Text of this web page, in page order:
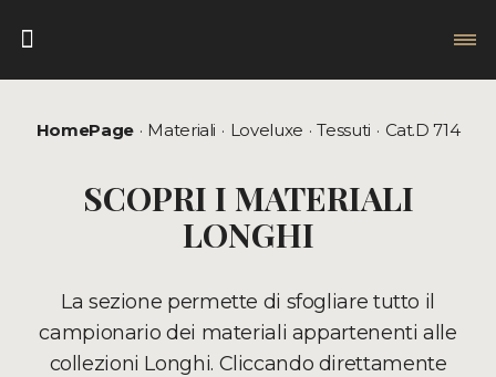
HomePage Materiali Loveluxe Tessuti Cat.D 714
SCOPRI I MATERIALI
LONGHI
La sezione permette di sfogliare tutto il
campionario dei materiali appartenenti alle
collezioni Longhi. Cliccando direttamente